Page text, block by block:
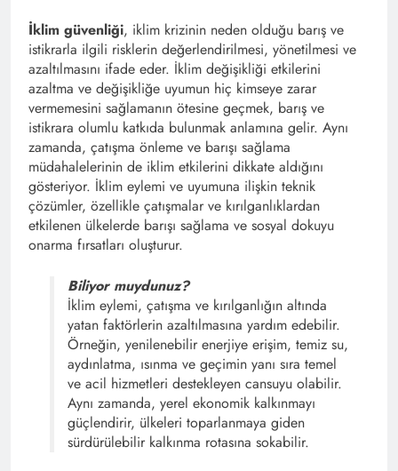
İklim güvenliği, iklim krizinin neden olduğu barış ve
istikrarla ilgili risklerin değerlendirilmesi, yönetilmesi ve
azaltılmasını ifade eder. İklim değişikliği etkilerini
azaltma ve değişikliğe uyumun hiç kimseye zarar
vermemesini sağlamanın ötesine geçmek, barış ve
istikrara olumlu katkıda bulunmak anlamına gelir. Aynı
zamanda, çatışma önleme ve barışı sağlama
müdahalelerinin de iklim etkilerini dikkate aldığını
gösteriyor. İklim eylemi ve uyumuna ilişkin teknik
çözümler, özellikle çatışmalar ve kırılganlıklardan
etkilenen ülkelerde barışı sağlama ve sosyal dokuyu
onarma fırsatları oluşturur.
Biliyor muydunuz?
İklim eylemi, çatışma ve kırılganlığın altında
yatan faktörlerin azaltılmasına yardım edebilir.
Örneğin, yenilenebilir enerjiye erişim, temiz su,
aydınlatma, ısınma ve geçimin yanı sıra temel
ve acil hizmetleri destekleyen cansuyu olabilir.
Aynı zamanda, yerel ekonomik kalkınmayı
güçlendirir, ülkeleri toparlanmaya giden
sürdürülebilir kalkınma rotasına sokabilir.